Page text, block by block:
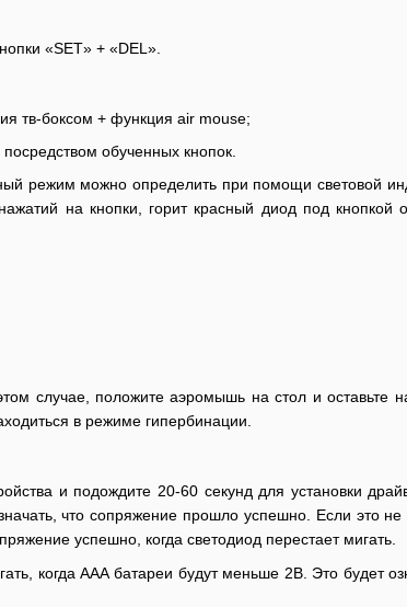
«SET» + «DEL».
тв-боксом + функция air mouse;
обученных кнопок.
режим можно определить при помощи световой
на кнопки, горит красный диод под кнопкой
случае, положите аэромышь на стол и оставьте
в режиме гипербинации.
и подождите 20-60 секунд для установки
что сопряжение прошло успешно. Если это
успешно, когда светодиод перестает мигать.
когда ААА батареи будут меньше 2В. Это будет